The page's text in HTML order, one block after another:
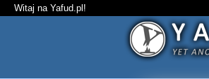
Witaj na Yafud.pl!